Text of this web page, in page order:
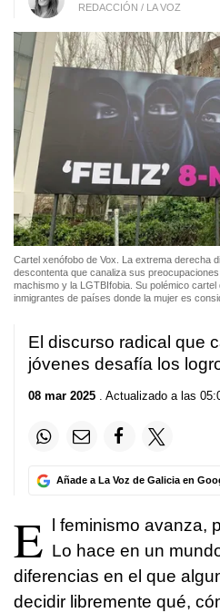
REDACCIÓN / LA VOZ
Cartel xenófobo de Vox. La extrema derecha
descontenta que canaliza sus
machismo y la LGTBIfobia. Su polémico cartel
inmigrantes de países donde la mujer es
El discurso radical que
jóvenes desafía los
08 mar 2025 . Actualizado a las
Añade a La Voz de Galicia en
E
l feminismo avanza,
Lo hace en un
diferencias en el que
decidir libremente qué,